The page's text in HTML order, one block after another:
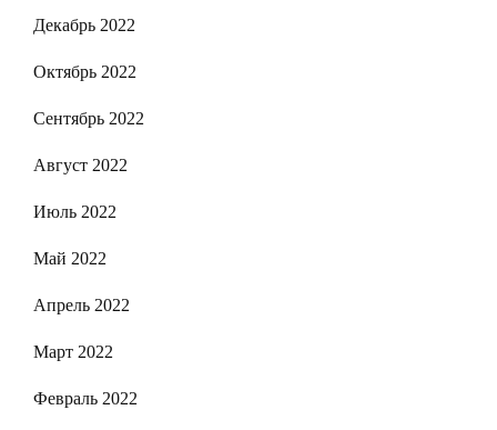
Декабрь 2022
Октябрь 2022
Сентябрь 2022
Август 2022
Июль 2022
Май 2022
Апрель 2022
Март 2022
Февраль 2022